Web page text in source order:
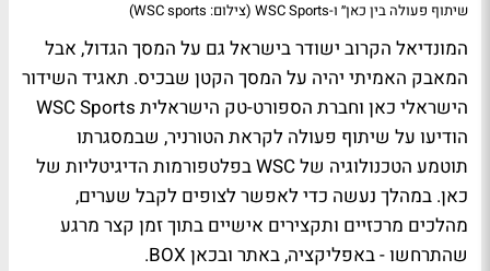
שיתוף פעולה בין כאן״ ו-WSC Sports (צילום: WSC sports)
המונדיאל הקרוב ישודר בישראל גם על המסך הגדול, אבל
המאבק האמיתי יהיה על המסך הקטן שבכיס. תאגיד השידור
הישראלי כאן וחברת הספורט-טק הישראלית WSC Sports
הודיעו על שיתוף פעולה לקראת הטורניר, שבמסגרתו
תוטמע הטכנולוגיה של WSC בפלטפורמות הדיגיטליות של
כאן. במהלך נעשה כדי לאפשר לצופים לקבל שערים,
מהלכים מרכזיים ותקצירים אישיים בתוך זמן קצר מרגע
שהתרחשו - באפליקציה, באתר ובכאן BOX.